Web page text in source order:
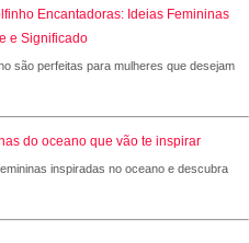
Encantadoras: Ideias Femininas
e Significado
são perfeitas para mulheres que desejam
do oceano que vão te inspirar
inspiradas no oceano e descubra